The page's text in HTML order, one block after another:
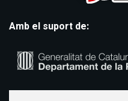
Amb el suport de: